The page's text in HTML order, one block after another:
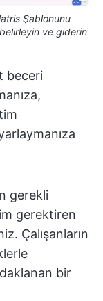
Şablonunu
ve giderin
beceri
gerekli
gerektiren
Çalışanların
bir